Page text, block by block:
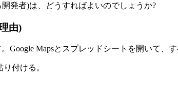
発者)は、どうすればよいのでしょうか?
由)
Google Mapsとスプレッドシートを開いて、
付ける。